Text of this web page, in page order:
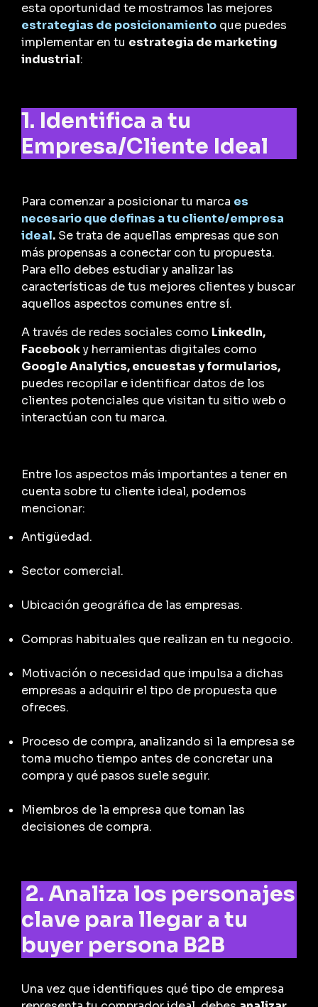
esta oportunidad te mostramos las mejores
estrategias de posicionamiento que puedes
implementar en tu estrategia de marketing
industrial:
1. Identifica a tu
Empresa/Cliente Ideal
Para comenzar a posicionar tu marca es
necesario que definas a tu cliente/empresa
ideal. Se trata de aquellas empresas que son
más propensas a conectar con tu propuesta.
Para ello debes estudiar y analizar las
características de tus mejores clientes y buscar
aquellos aspectos comunes entre sí.
A través de redes sociales como LinkedIn,
Facebooky herramientas digitales como
Google Analytics, encuestas y formularios,
puedes recopilar e identificar datos de los
clientes potenciales que visitan tu sitio web o
interactúan con tu marca.
Entre los aspectos más importantes a tener en
cuenta sobre tu cliente ideal, podemos
mencionar:
Antigüedad.
Sector comercial.
Ubicación geográfica de las empresas.
Compras habituales que realizan en tu negocio.
Motivación o necesidad que impulsa a dichas
empresas a adquirir el tipo de propuesta que
ofreces.
Proceso de compra, analizando si la empresa se
toma mucho tiempo antes de concretar una
compra y qué pasos suele seguir.
Miembros de la empresa que toman las
decisiones de compra.
2. Analiza los personajes
clave para llegar a tu
buyer persona B2B
Una vez que identifiques qué tipo de empresa